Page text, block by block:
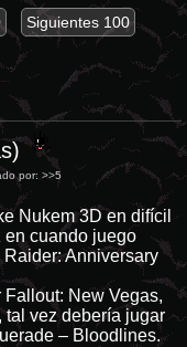
Siguientes 100
por:>>5
Nukem 3D en difícil
en cuando juego
Raider: Anniversary
New Vegas,
tal vez debería jugar
– Bloodlines.